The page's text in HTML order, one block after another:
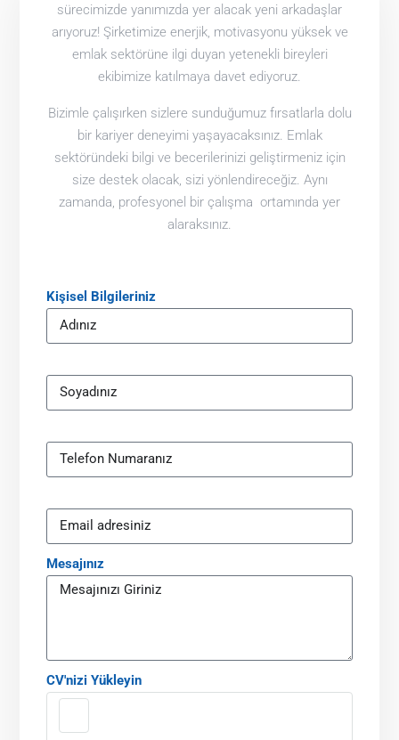
sürecimizde yanımızda yer alacak yeni arkadaşlar
arıyoruz! Şirketimize enerjik, motivasyonu yüksek ve
emlak sektörüne ilgi duyan yetenekli bireyleri
ekibimize katılmaya davet ediyoruz.
Bizimle çalışırken sizlere sunduğumuz fırsatlarla dolu
bir kariyer deneyimi yaşayacaksınız. Emlak
sektöründeki bilgi ve becerilerinizi geliştirmeniz için
size destek olacak, sizi yönlendireceğiz. Aynı
zamanda, profesyonel bir çalışma ortamında yer
alaraksınız.
Kişisel Bilgileriniz
Mesajınız
CV'nizi Yükleyin